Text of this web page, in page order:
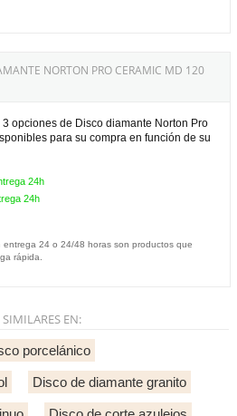
NORTON PRO CERAMIC MD 120
opciones de Disco diamante Norton Pro
para su compra en función de su
24h
24h
24 o 24/48 horas son productos que
rápida.
EN:
porcelánico
Disco de diamante granito